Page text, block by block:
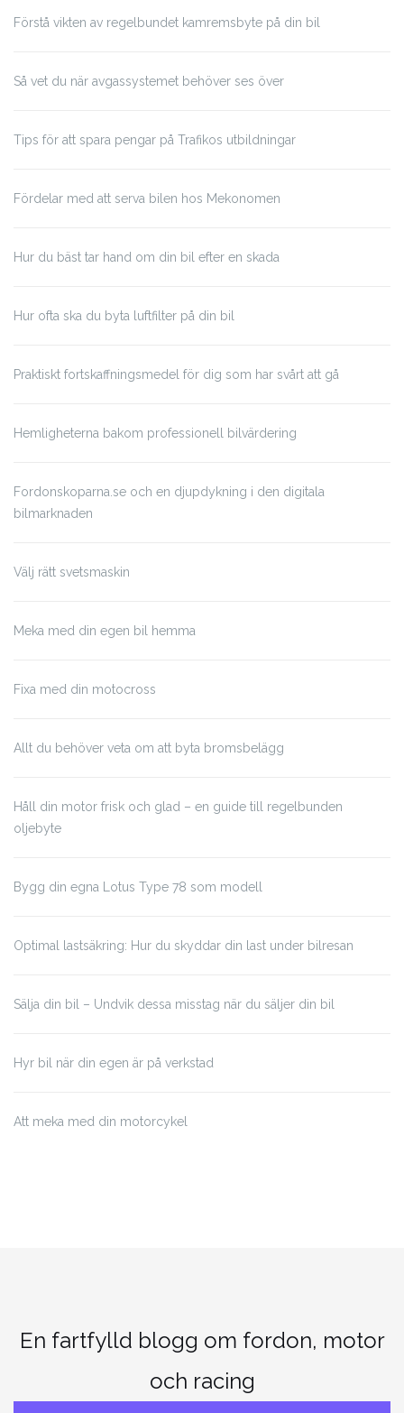
Förstå vikten av regelbundet kamremsbyte på din bil
Så vet du när avgassystemet behöver ses över
Tips för att spara pengar på Trafikos utbildningar
Fördelar med att serva bilen hos Mekonomen
Hur du bäst tar hand om din bil efter en skada
Hur ofta ska du byta luftfilter på din bil
Praktiskt fortskaffningsmedel för dig som har svårt att gå
Hemligheterna bakom professionell bilvärdering
Fordonskoparna.se och en djupdykning i den digitala
bilmarknaden
Välj rätt svetsmaskin
Meka med din egen bil hemma
Fixa med din motocross
Allt du behöver veta om att byta bromsbelägg
Håll din motor frisk och glad – en guide till regelbunden
oljebyte
Bygg din egna Lotus Type 78 som modell
Optimal lastsäkring: Hur du skyddar din last under bilresan
Sälja din bil – Undvik dessa misstag när du säljer din bil
Hyr bil när din egen är på verkstad
Att meka med din motorcykel
En fartfylld blogg om fordon, motor
och racing